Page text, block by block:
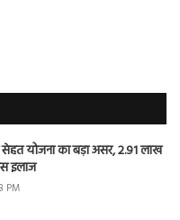
योजना का बड़ा असर, 2.91 लाख
इलाज
PM